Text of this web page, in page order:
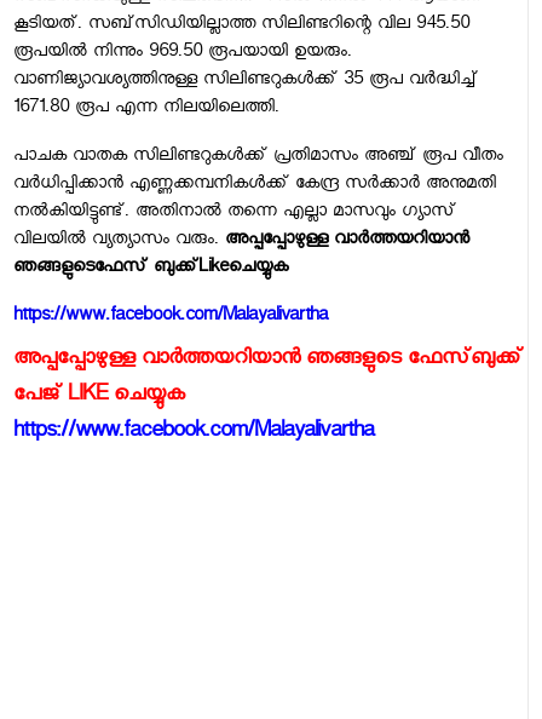
കൂടിയത്. സബ്‌സിഡിയില്ലാത്ത സിലിണ്ടറിന്റെ വില 945.50
രൂപയില്‍ നിന്നും 969.50 രൂപയായി ഉയരും.
വാണിജ്യാവശ്യത്തിനുള്ള സിലിണ്ടറുകള്‍ക്ക് 35 രൂപ വര്‍ദ്ധിച്ച്
1671.80 രൂപ എന്ന നിലയിലെത്തി.
പാചക വാതക സിലിണ്ടറുകള്‍ക്ക് പ്രതിമാസം അഞ്ച് രൂപ വീതം
വര്‍ധിപ്പിക്കാന്‍ എണ്ണക്കമ്പനികള്‍ക്ക് കേന്ദ്ര സര്‍ക്കാര്‍ അനുമതി
നല്‍കിയിട്ടുണ്ട്. അതിനാല്‍ തന്നെ എല്ലാ മാസവും ഗ്യാസ്
വിലയില്‍ വ്യത്യാസം വരും. അപ്പപ്പോഴുള്ള വാര്‍ത്തയറിയാന്‍
ഞങ്ങളുടെഫേസ്‌ ബുക്ക്‌Likeചെയ്യുക
https://www.facebook.com/Malayalivartha
അപ്പപ്പോഴുള്ള വാര്‍ത്തയറിയാന്‍ ഞങ്ങളുടെ ഫേസ്‌ബുക്ക്‌
പേജ് LIKE ചെയ്യുക
https://www.facebook.com/Malayalivartha